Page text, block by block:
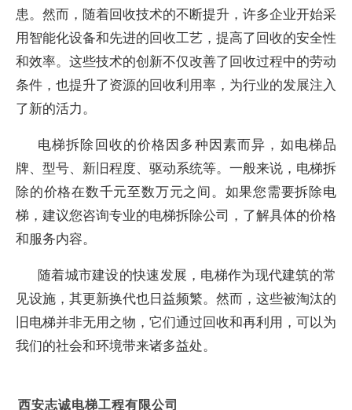
患。然而，随着回收技术的不断提升，许多企业开始采
用智能化设备和先进的回收工艺，提高了回收的安全性
和效率。这些技术的创新不仅改善了回收过程中的劳动
条件，也提升了资源的回收利用率，为行业的发展注入
了新的活力。
电梯拆除回收的价格因多种因素而异，如电梯品
牌、型号、新旧程度、驱动系统等。一般来说，电梯拆
除的价格在数千元至数万元之间。如果您需要拆除电
梯，建议您咨询专业的电梯拆除公司，了解具体的价格
和服务内容。
随着城市建设的快速发展，电梯作为现代建筑的常
见设施，其更新换代也日益频繁。然而，这些被淘汰的
旧电梯并非无用之物，它们通过回收和再利用，可以为
我们的社会和环境带来诸多益处。
西安志诚电梯工程有限公司